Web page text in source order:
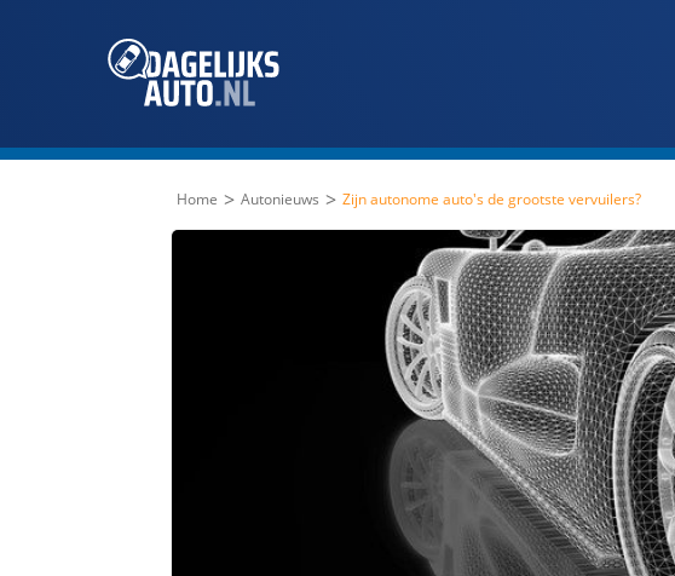
Home > Autonieuws > Zijn autonome auto's de grootste vervuilers?